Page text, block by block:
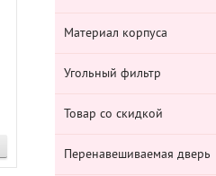
Материал корпуса
Угольный фильтр
Товар со скидкой
Перенавешиваемая дверь